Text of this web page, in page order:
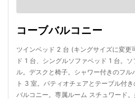
コーブバルコニー
ツインベッド 2 台 (キングサイズに変更
ド 1 台、シングルソファベッド 1 台。
ル。デスクと椅子。シャワー付きのフル
ト 3 室。パティオチェアとテーブル付
バルコニー。専属ルーム スチュワード